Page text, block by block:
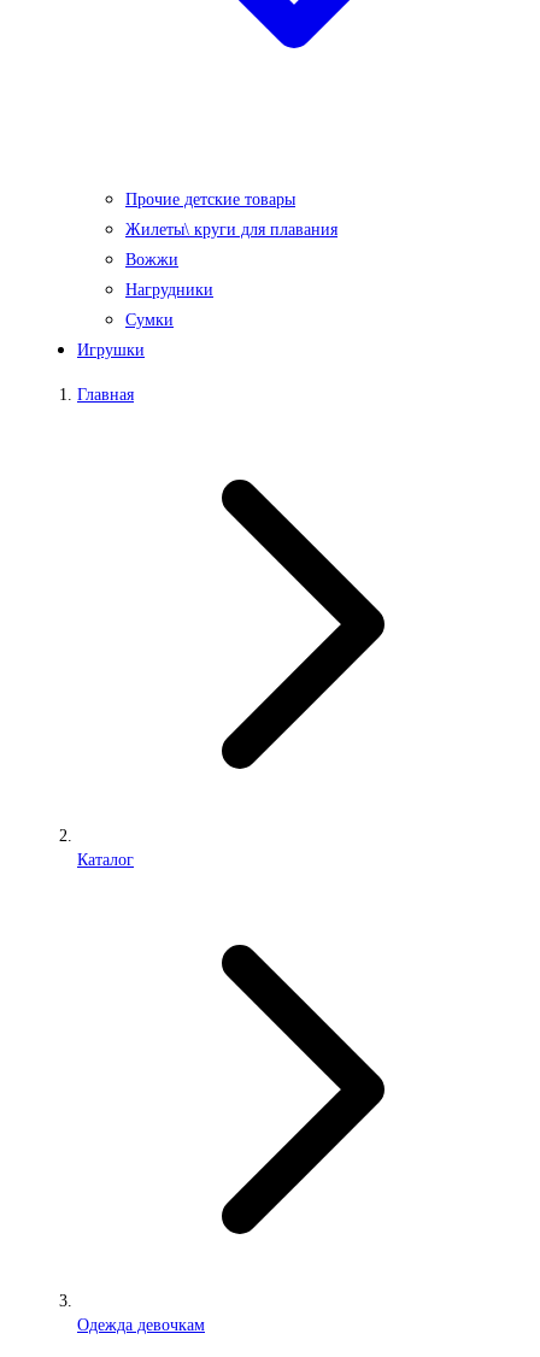
Прочие детские товары
Жилеты\ круги для плавания
Вожжи
Нагрудники
Сумки
Игрушки
Главная
Каталог
Одежда девочкам